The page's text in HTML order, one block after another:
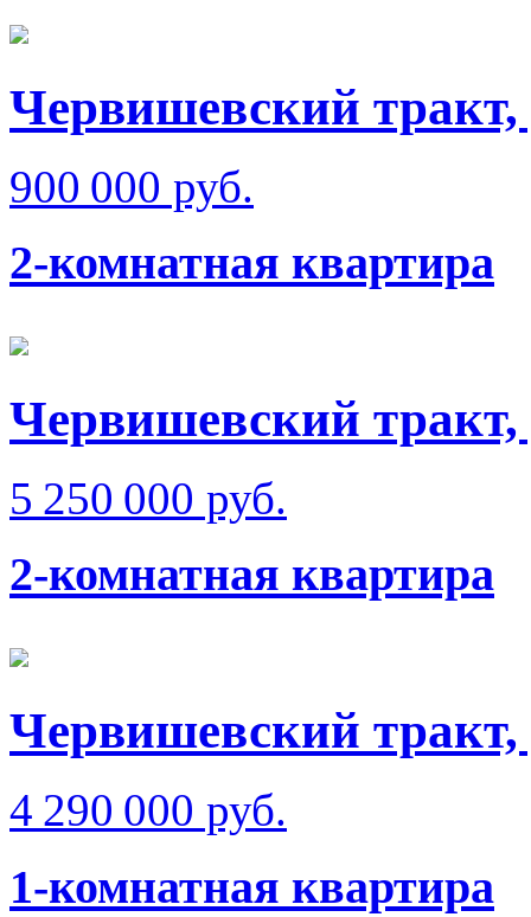
Червишевский тракт,
900 000 руб.
2-комнатная квартира
Червишевский
5 250 000 руб.
2-комнатная квартира
Червишевский
4 290 000 руб.
1-комнатная квартира